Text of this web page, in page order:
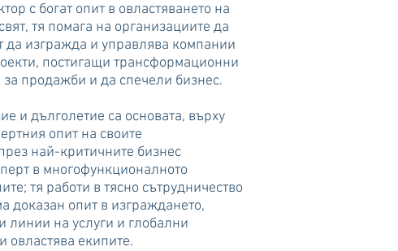
с богат опит в овластяването на
тя помага на организациите да
да изгражда и управлява компании
постигащи трансформационни
за продажби и да спечели бизнес.
и дълголетие са основата, върху
опит на своите
най-критичните бизнес
в многофункционалното
тя работи в тясно сътрудничество
доказан опит в изграждането,
линии на услуги и глобални
овластява екипите.